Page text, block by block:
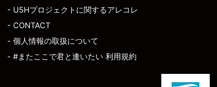
- U5Hプロジェクトに関するアレコレ
- CONTACT
- 個人情報の取扱について
- #またここで君と逢いたい 利用規約